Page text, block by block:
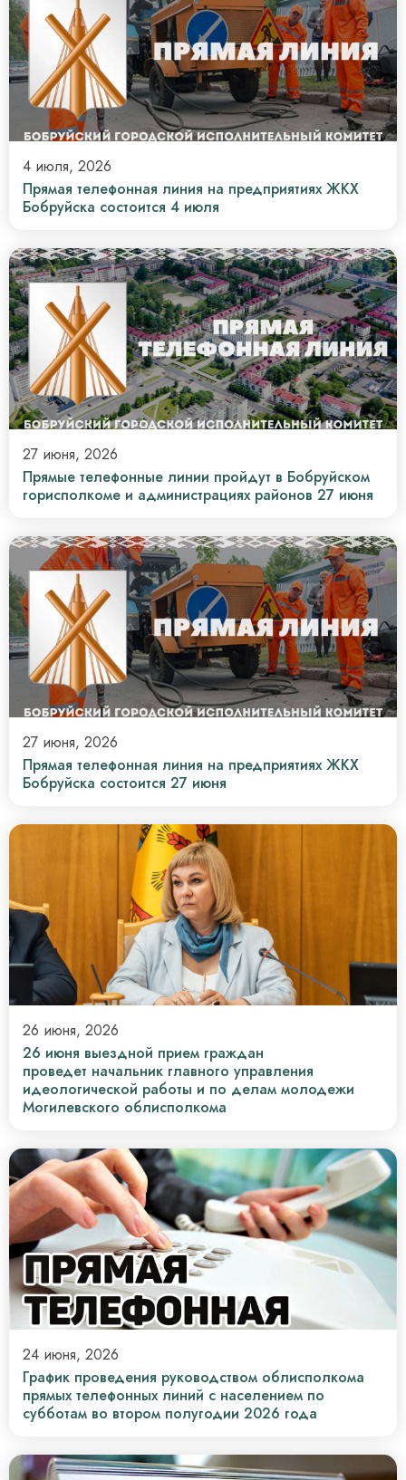
4 июля, 2026
Прямая телефонная линия на предприятиях ЖКХ
Бобруйска состоится 4 июля
27 июня, 2026
Прямые телефонные линии пройдут в Бобруйском
горисполкоме и администрациях районов 27 июня
27 июня, 2026
Прямая телефонная линия на предприятиях ЖКХ
Бобруйска состоится 27 июня
26 июня, 2026
26 июня выездной прием граждан
проведет начальник главного управления
идеологической работы и по делам молодежи
Могилевского облисполкома
24 июня, 2026
График проведения руководством облисполкома
прямых телефонных линий с населением по
субботам во втором полугодии 2026 года